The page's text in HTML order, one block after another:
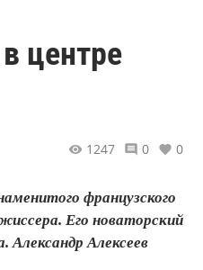
центре
1247 0 0
французского
Его новаторский
Александр Алексеев